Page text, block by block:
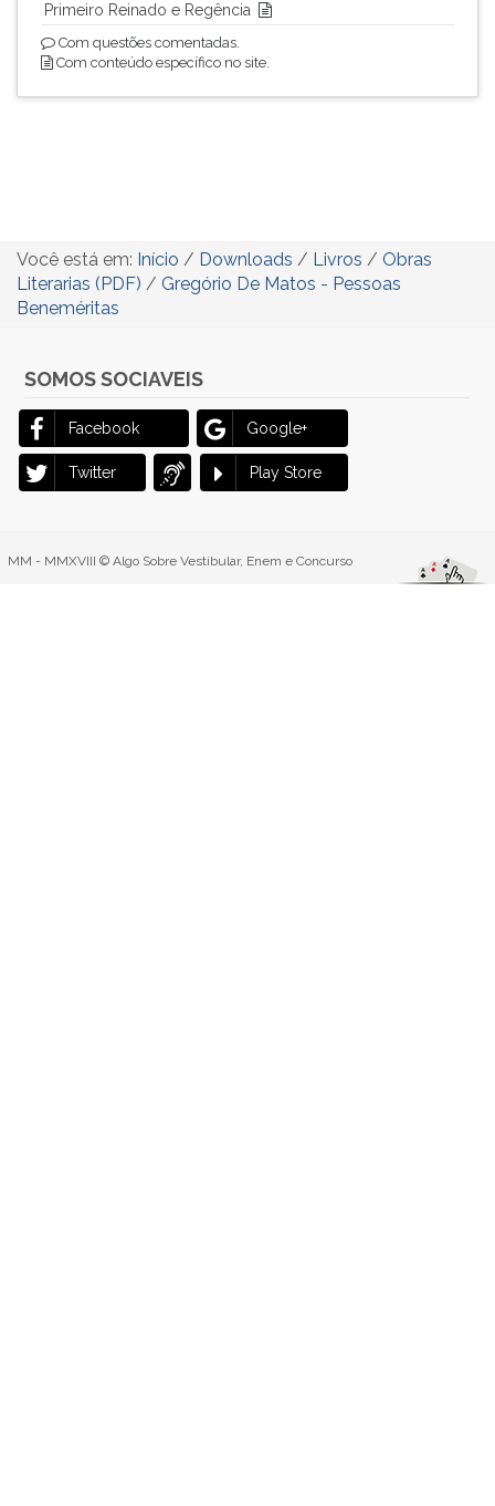
Primeiro Reinado e Regência
Com questões comentadas.
Com conteúdo específico no site.
Você está em: Início / Downloads / Livros / Obras
Literarias (PDF) / Gregório De Matos - Pessoas
Beneméritas
SOMOS SOCIAVEIS
Facebook Google+
Twitter Play Store
MM - MMXVIII © Algo Sobre Vestibular, Enem e Concurso